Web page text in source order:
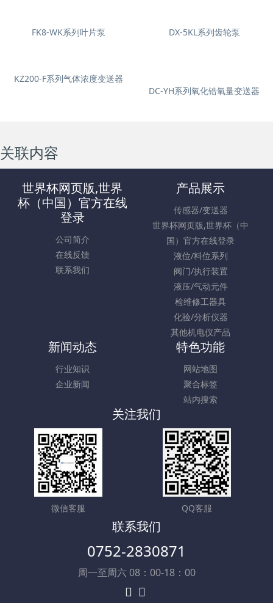
FK8-WK系列叶片泵 DX-5KL系列齿轮泵
KZ200-F系列气体浓度变送器
DC-YH系列氧化锆氧量变送器
关联内容
世界杯网页版,世界
杯（中国）官方在线
登录
公司简介
在线反馈
联系我们
产品展示
传感器/变送器
世界杯网页版,世界杯（中
国）官方在线登录
液位/料位系列
阀门/执行装置
液压/气动元件
检维修工器具
化验/分析仪器
其他机电仪产品
新闻动态
行业知识
企业新闻
特色功能
网站地图
聚合标签
站内搜索
关注我们
微信客服 QQ客服
联系我们
0752-2830871
周一至周六 08：00-18：00